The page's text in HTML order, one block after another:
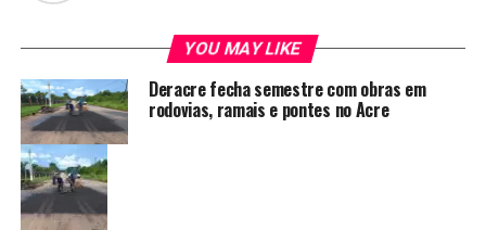
YOU MAY LIKE
Deracre fecha semestre com obras em
rodovias, ramais e pontes no Acre